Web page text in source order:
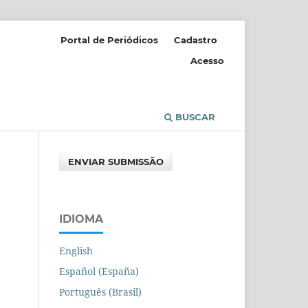
BUSCAR
Portal de Periódicos
Cadastro
Acesso
ENVIAR SUBMISSÃO
IDIOMA
English
Español (España)
Português (Brasil)